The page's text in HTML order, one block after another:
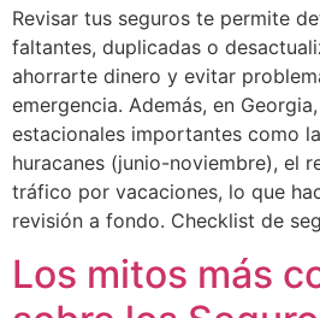
Revisar tus seguros te permite
faltantes, duplicadas o
ahorrarte dinero y evitar
emergencia. Además, en
estacionales importantes como
huracanes (junio-noviembre), el
tráfico por vacaciones, lo que
revisión a fondo. Checklist de
Los mitos más